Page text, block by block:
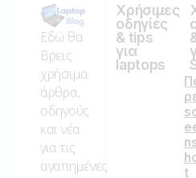
Εδώ θα
Βρεις
χρήσιμα
άρθρα,
οδηγούς
και νέα
για τις
αγαπημένες
Χρήσιμες
οδηγίες
& tips
για
laptops
t